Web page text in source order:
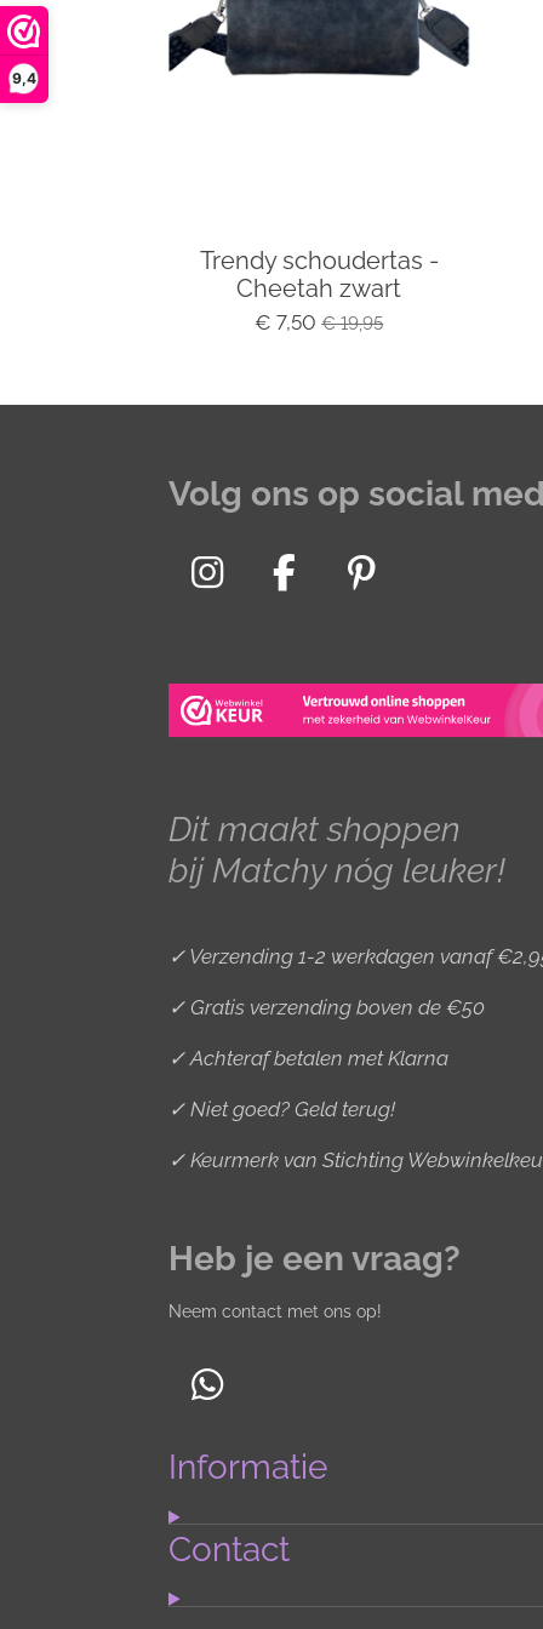
9,4
Trendy schoudertas -
Cheetah zwart
€ 7,50 € 19,95
Volg ons op social
I
t
a
r
a
m
F
b
o
k
P
t
e
s
t
Dit maakt shoppen
bij Matchy nóg leuker!
✓ Verzending 1-2 werkdagen vanaf
✓ Gratis verzending boven de €50
✓ Achteraf betalen met Klarna
✓ Niet goed? Geld terug!
✓ Keurmerk van Stichting
Heb je een vraag?
Neem contact met ons op!
W
a
s
p
Informatie
Contact